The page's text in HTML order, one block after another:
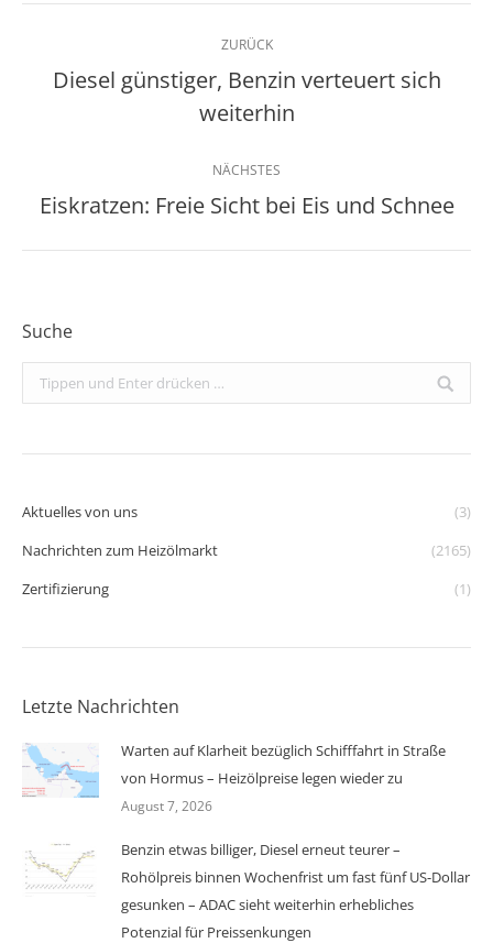
Kommentarnavigation
ZURÜCK
Vorheriger
Beitrag:
Diesel günstiger, Benzin verteuert sich
weiterhin
NÄCHSTES
Nächster
Eiskratzen: Freie Sicht bei Eis und Schnee
Suche
Search:
Aktuelles von uns
(3)
Nachrichten zum Heizölmarkt
(2165)
Zertifizierung
(1)
Letzte Nachrichten
Warten auf Klarheit bezüglich Schifffahrt in Straße
von Hormus – Heizölpreise legen wieder zu
August 7, 2026
Benzin etwas billiger, Diesel erneut teurer –
Rohölpreis binnen Wochenfrist um fast fünf US-Dollar
gesunken – ADAC sieht weiterhin erhebliches
Potenzial für Preissenkungen